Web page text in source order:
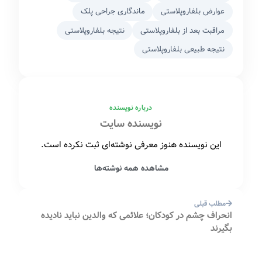
عوارض بلفاروپلاستی
ماندگاری جراحی پلک
مراقبت بعد از بلفاروپلاستی
نتیجه بلفاروپلاستی
نتیجه طبیعی بلفاروپلاستی
درباره نویسنده
نویسنده سایت
این نویسنده هنوز معرفی نوشته‌ای ثبت نکرده است.
مشاهده همه نوشته‌ها
مطلب قبلی
انحراف چشم در کودکان؛ علائمی که والدین نباید نادیده
بگیرند